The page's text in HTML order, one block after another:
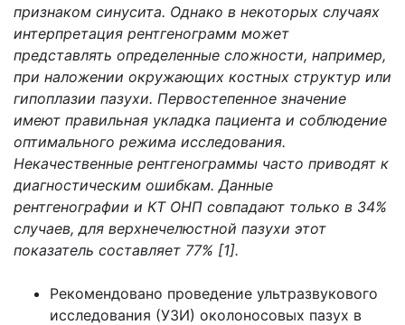
признаком синусита. Однако в некоторых случаях
интерпретация рентгенограмм может
представлять определенные сложности, например,
при наложении окружающих костных структур или
гипоплазии пазухи. Первостепенное значение
имеют правильная укладка пациента и соблюдение
оптимального режима исследования.
Некачественные рентгенограммы часто приводят к
диагностическим ошибкам. Данные
рентгенографии и КТ ОНП совпадают только в 34%
случаев, для верхнечелюстной пазухи этот
показатель составляет 77% [1].
Рекомендовано проведение ультразвукового
исследования (УЗИ) околоносовых пазух в